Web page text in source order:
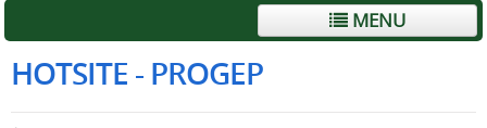
MENU
HOTSITE - PROGEP